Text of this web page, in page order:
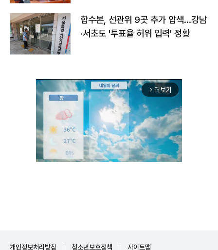
합수본, 선관위 9곳 추가 압색…강남
·서초도 '투표율 허위 입력' 정황
arrow_forward_ios 더보기
개인정보처리방침 청소년보호정책 사이트맵